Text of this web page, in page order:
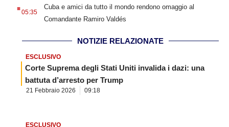
05:35
Cuba e amici da tutto il mondo rendono omaggio al
Comandante Ramiro Valdés
NOTIZIE RELAZIONATE
ESCLUSIVO
Corte Suprema degli Stati Uniti invalida i dazi: una
battuta d’arresto per Trump
21 Febbraio 2026 09:18
ESCLUSIVO